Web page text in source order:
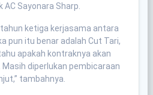
AC Sayonara Sharp.
ketiga kerjasama antara
pun itu benar adalah Cut Tari,
apakah kontraknya akan
diperlukan pembicaraan
tambahnya.